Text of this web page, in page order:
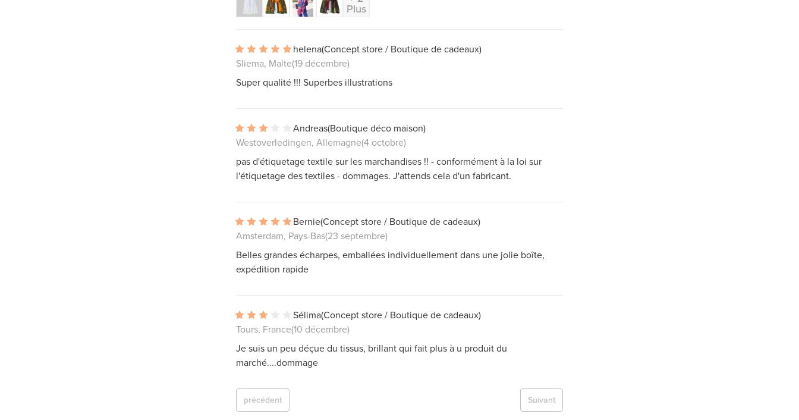
Plus
helena(Concept store / Boutique de cadeaux)
Sliema, Malte(19 décembre)
Super qualité !!! Superbes illustrations
Andreas(Boutique déco maison)
Westoverledingen, Allemagne(4 octobre)
pas d'étiquetage textile sur les marchandises !! - conformément à la loi sur
l'étiquetage des textiles - dommages. J'attends cela d'un fabricant.
Bernie(Concept store / Boutique de cadeaux)
Amsterdam, Pays-Bas(23 septembre)
Belles grandes écharpes, emballées individuellement dans une jolie boîte,
expédition rapide
Sélima(Concept store / Boutique de cadeaux)
Tours, France(10 décembre)
Je suis un peu déçue du tissus, brillant qui fait plus à u produit du
marché....dommage
Suivant
précédent